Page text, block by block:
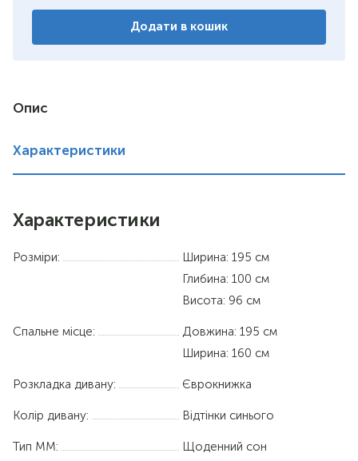
Додати в кошик
Опис
Характеристики
Характеристики
Розміри:
Ширина: 195 см
Глибина: 100 см
Висота: 96 см
Спальне місце: Довжина: 195 см
Ширина: 160 см
Розкладка дивану: Єврокнижка
Колір дивану: Відтінки синього
Тип ММ: Щоденний сон